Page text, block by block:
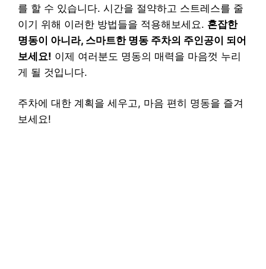
를 할 수 있습니다. 시간을 절약하고 스트레스를 줄
이기 위해 이러한 방법들을 적용해보세요. 혼잡한
명동이 아니라, 스마트한 명동 주차의 주인공이 되어
보세요! 이제 여러분도 명동의 매력을 마음껏 누리
게 될 것입니다.
주차에 대한 계획을 세우고, 마음 편히 명동을 즐겨
보세요!